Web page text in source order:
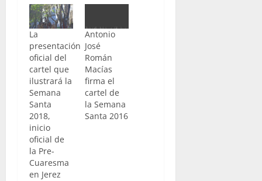
La
presentación
oficial del
cartel que
ilustrará la
Semana
Santa
2018,
inicio
oficial de
la Pre-
Cuaresma
en Jerez
Antonio
José
Román
Macías
firma el
cartel de
la Semana
Santa 2016